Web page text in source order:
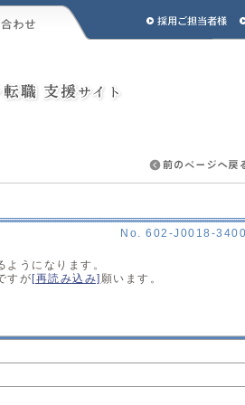
No. 602-J0018-
ようになります。
すが [再読み込み] 願います。